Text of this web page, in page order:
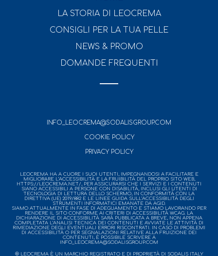
LA STORIA DI LEOCREMA
CONSIGLI PER LA TUA PELLE
NEWS & PROMO
DOMANDE FREQUENTI
INFO_LEOCREMA@SODALISGROUP.COM
COOKIE POLICY
PRIVACY POLICY
LEOCREMA HA A CUORE I SUOI UTENTI, IMPEGNANDOSI A FACILITARE E
MIGLIORARE L’ACCESSIBILITÀ E LA FRUIBILITÀ DEL PROPRIO SITO WEB,
HTTPS://LEOCREMA.NET/, PER ASSICURARSI CHE I SERVIZI E I CONTENUTI
SIANO ACCESSIBILI A PERSONE CON DISABILITÀ, INCLUSI GLI UTENTI DI
TECNOLOGIA DI LETTURA DELLO SCHERMO, IN CONFORMITÀ CON LA
DIRETTIVA (UE) 2019/882 E LE LINEE GUIDA SULL’ACCESSIBILITÀ DEGLI
STRUMENTI INFORMATICI EMANATE DA AGID.
SIAMO ATTUALMENTE IN FASE DI ADEGUAMENTO E STIAMO LAVORANDO PER
RENDERE IL SITO CONFORME AI CRITERI DI ACCESSIBILITÀ WCAG. LA
DICHIARAZIONE DI ACCESSIBILITÀ SARÀ PUBBLICATA A BREVE, NON APPENA
COMPLETATA L’ANALISI TECNICA DEI CONTENUTI E AVVIATE LE ATTIVITÀ DI
RIMEDIAZIONE DEGLI EVENTUALI ERRORI RISCONTRATI. IN CASO DI PROBLEMI
DI ACCESSIBILITÀ O PER SEGNALAZIONI RELATIVE ALLA FRUIZIONE DEI
CONTENUTI, È POSSIBILE SCRIVERE A
INFO_LEOCREMA@SODALISGROUP.COM
® LEOCREMA È UN MARCHIO REGISTRATO E DI PROPRIETÀ DI SODALIS ITALY